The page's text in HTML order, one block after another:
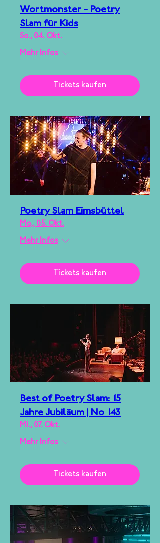
Wortmonster - Poetry
Slam für Kids
So., 04. Okt.
Mehr Infos
Tickets kaufen
Poetry Slam Eimsbüttel
Mo., 05. Okt.
Mehr Infos
Tickets kaufen
Best of Poetry Slam: 15
Jahre Jubiläum | No 143
Mi., 07. Okt.
Mehr Infos
Tickets kaufen